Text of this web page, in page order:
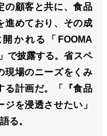
の顧客と共に、食品
進めており、その成
かれる「FOOMA
で披露する。省スペ
現場のニーズをくみ
る計画だ。「『食品
を浸透させたい」
る。